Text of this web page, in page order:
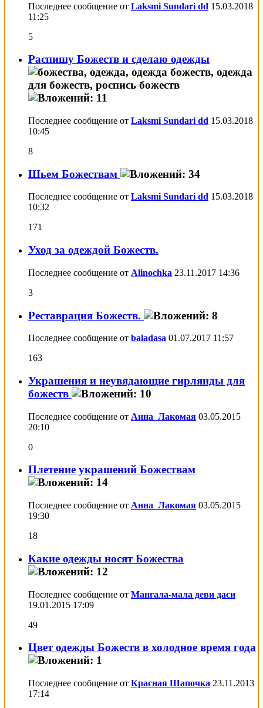
Последнее сообщение от Laksmi Sundari dd 15.03.2018
11:25
5
Распишу Божеств и сделаю одежды
Последнее сообщение от Laksmi Sundari dd 15.03.2018
10:45
8
Шьем Божествам
Последнее сообщение от Laksmi Sundari dd 15.03.2018
10:32
171
Уход за одеждой Божеств.
Последнее сообщение от Alinochka 23.11.2017 14:36
3
Реставрация Божеств.
Последнее сообщение от baladasa 01.07.2017 11:57
163
Украшения и неувядающие гирлянды для
божеств
Последнее сообщение от Анна_Лакомая 03.05.2015
20:10
0
Плетение украшений Божествам
Последнее сообщение от Анна_Лакомая 03.05.2015
19:30
18
Какие одежды носят Божества
Последнее сообщение от Мангала-мала деви даси
19.01.2015 17:09
49
Цвет одежды Божеств в холодное время года
Последнее сообщение от Красная Шапочка 23.11.2013
17:14